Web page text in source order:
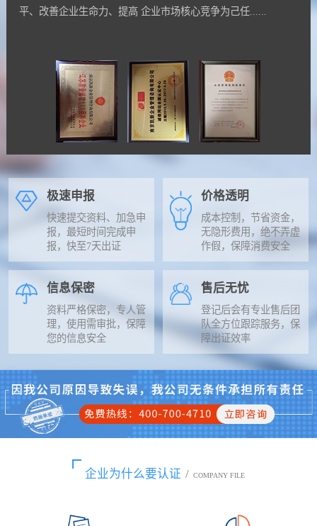
平、改善企业生命力、提高 企业市场核心竞争为己任......
极速申报
快速提交资料、加急申
报，最短时间完成申
报，快至7天出证
价格透明
成本控制，节省资金，
无隐形费用，绝不弄虚
作假，保障消费安全
信息保密
资料严格保密，专人管
理，使用需审批，保障
您的信息安全
售后无忧
登记后会有专业售后团
队全方位跟踪服务，保
障出证效率
企业为什么要认证 / COMPANY FILE